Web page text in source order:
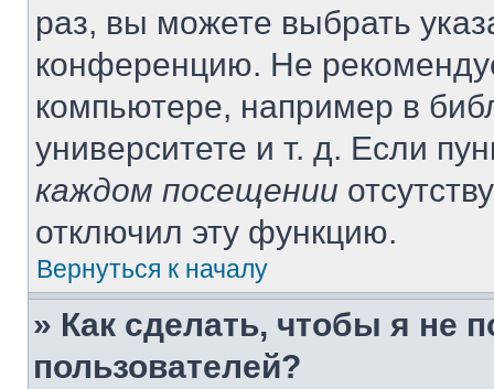
раз, вы можете выбрать
конференцию. Не
компьютере, например в
университете и т. д. Если
каждом посещении
отключил эту функцию.
Вернуться к началу
» Как сделать, чтобы я не
пользователей?